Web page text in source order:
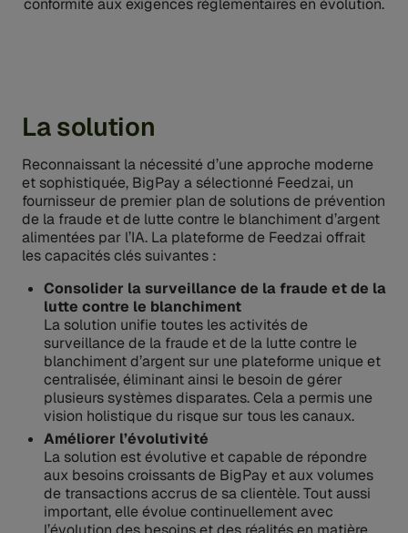
conformité aux exigences réglementaires en évolution.
La solution
Reconnaissant la nécessité d’une approche moderne
et sophistiquée, BigPay a sélectionné Feedzai, un
fournisseur de premier plan de solutions de prévention
de la fraude et de lutte contre le blanchiment d’argent
alimentées par l’IA. La plateforme de Feedzai offrait
les capacités clés suivantes :
Consolider la surveillance de la fraude et de la
lutte contre le blanchiment
La solution unifie toutes les activités de
surveillance de la fraude et de la lutte contre le
blanchiment d’argent sur une plateforme unique et
centralisée, éliminant ainsi le besoin de gérer
plusieurs systèmes disparates. Cela a permis une
vision holistique du risque sur tous les canaux.
Améliorer l’évolutivité
La solution est évolutive et capable de répondre
aux besoins croissants de BigPay et aux volumes
de transactions accrus de sa clientèle. Tout aussi
important, elle évolue continuellement avec